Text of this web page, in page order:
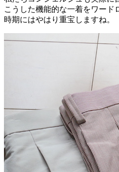
こうした機能的な一着をワード
時期にはやはり重宝しますね。